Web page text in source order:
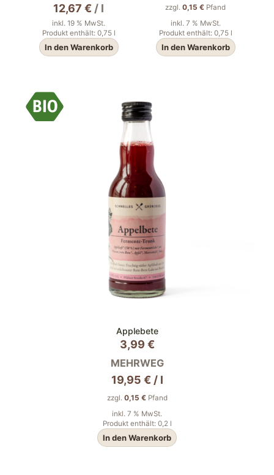
12,67 € / l
inkl. 19 % MwSt.
Produkt enthält: 0,75 l
In den Warenkorb
zzgl. 0,15 € Pfand
inkl. 7 % MwSt.
Produkt enthält: 0,75 l
In den Warenkorb
Applebete
3,99 €
MEHRWEG
19,95 € / l
zzgl. 0,15 €Pfand
inkl. 7 % MwSt.
Produkt enthält: 0,2 l
In den Warenkorb